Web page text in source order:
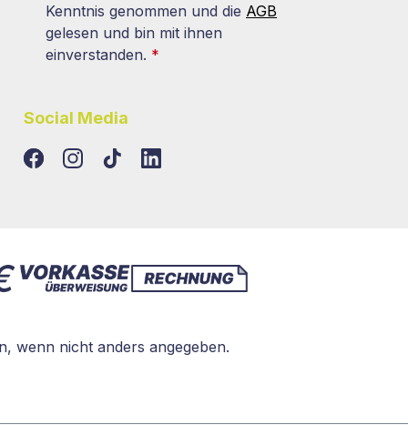
Kenntnis genommen und die AGB
gelesen und bin mit ihnen
einverstanden. *
Social Media
TikTokLinkedIn
wenn nicht anders angegeben.